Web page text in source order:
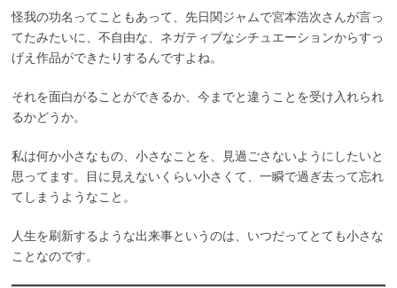
怪我の功名ってこともあって、先日関ジャムで宮本浩次さんが言っ
てたみたいに、不自由な、ネガティブなシチュエーションからすっ
げえ作品ができたりするんですよね。
それを面白がることができるか、今までと違うことを受け入れられ
るかどうか。
私は何か小さなもの、小さなことを、見過ごさないようにしたいと
思ってます。目に見えないくらい小さくて、一瞬で過ぎ去って忘れ
てしまうようなこと。
人生を刷新するような出来事というのは、いつだってとても小さな
ことなのです。